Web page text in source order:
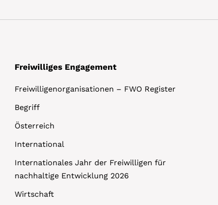
Freiwilliges Engagement
Freiwilligenorganisationen – FWO Register
Begriff
Österreich
International
Internationales Jahr der Freiwilligen für
nachhaltige Entwicklung 2026
Wirtschaft